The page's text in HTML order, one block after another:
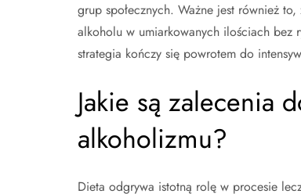
grup społecznych. Ważne jest również
alkoholu w umiarkowanych ilościach bez
strategia kończy się powrotem do
Jakie są zalecenia
alkoholizmu?
Dieta odgrywa istotną rolę w procesie